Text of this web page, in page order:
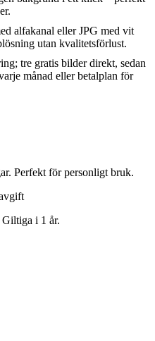
alfakanal eller JPG med vit
utan kvalitetsförlust.
tre gratis bilder direkt, sedan
månad eller betalplan för
Perfekt för personligt bruk.
i 1 år.